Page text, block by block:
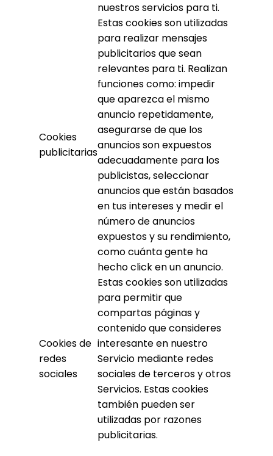
nuestros servicios para ti.
Cookies
publicitarias
Estas cookies son utilizadas
para realizar mensajes
publicitarios que sean
relevantes para ti. Realizan
funciones como: impedir
que aparezca el mismo
anuncio repetidamente,
asegurarse de que los
anuncios son expuestos
adecuadamente para los
publicistas, seleccionar
anuncios que están basados
en tus intereses y medir el
número de anuncios
expuestos y su rendimiento,
como cuánta gente ha
hecho click en un anuncio.
Cookies de
redes
sociales
Estas cookies son utilizadas
para permitir que
compartas páginas y
contenido que consideres
interesante en nuestro
Servicio mediante redes
sociales de terceros y otros
Servicios. Estas cookies
también pueden ser
utilizadas por razones
publicitarias.